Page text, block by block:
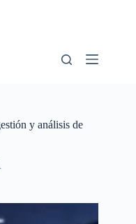
y análisis de